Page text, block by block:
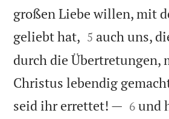
großen Liebe willen, mit
geliebt hat, 

5 auch uns,
durch die Übertretungen,
Christus lebendig
seid ihr errettet! — 

6 und